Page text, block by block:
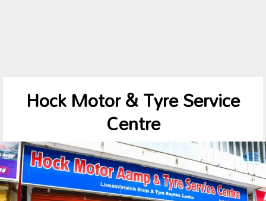
Hock Motor & Tyre Service
Centre